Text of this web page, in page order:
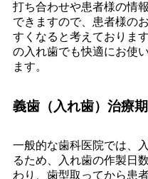
打ち合わせや患者様の情
できますので、患者様の
すくなると考えておりま
の入れ歯でも快適にお使
ます。
義歯（入れ歯）治療
一般的な歯科医院では、
るため、入れ歯の作製日
わり、歯型取ってから患